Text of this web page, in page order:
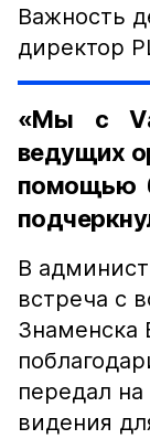
Важность
директор
«Мы с
ведущих
помощью
В
встреча с
передал
видения